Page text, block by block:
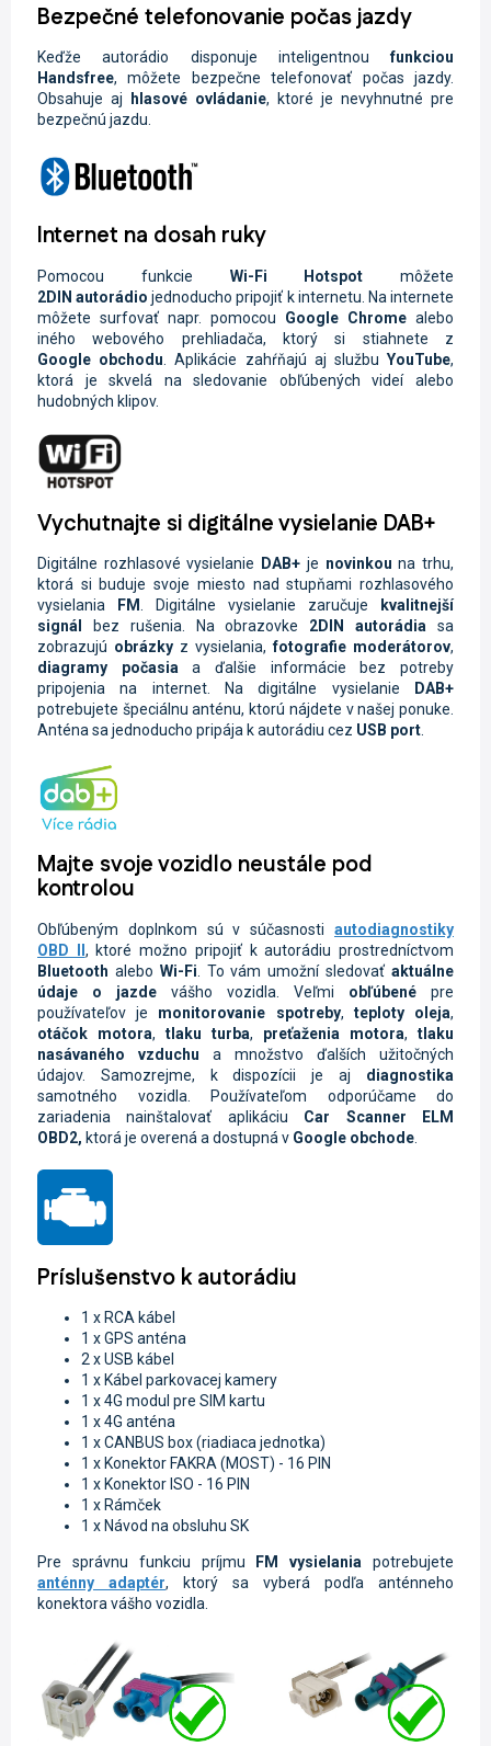
Bezpečné telefonovanie počas jazdy
Keďže autorádio disponuje inteligentnoufunkciou
Handsfree, môžete
bezpečne telefonovať počas jazdy.
Obsahuje aj
hlasové ovládanie, ktoré je nevyhnutné pre
bezpečnú jazdu.
Internet na dosah ruky
Pomocou funkcie Wi-Fi Hotspot môžete
2DIN autorádiojednoducho pripojiť k internetu. Na internete
môžete surfovať napr. pomocou Google Chrome alebo
iného webového prehliadača, ktorý si stiahnete z
Google obchodu . Aplikácie zahŕňajú aj službuYouTube,
ktorá je skvelá na sledovanie obľúbených videí alebo
hudobných klipov.
Vychutnajte si digitálne vysielanie DAB+
Digitálne rozhlasové vysielanie DAB+ je novinkouna trhu,
ktorá si buduje svoje miesto nad stupňami rozhlasového
vysielania
FM. Digitálne vysielanie zaručuje
kvalitnejší
signál
bez rušenia. Na obrazovke 2DIN autorádia
sa
zobrazujú obrázky z vysielania,fotografie moderátorov,
diagramy počasiaa ďalšie informácie bez potreby
pripojenia na internet. Na digitálne vysielanie
DAB+
potrebujete špeciálnu anténu, ktorú nájdete v našej ponuke.
Anténa sa jednoducho pripája k autorádiu cez USB port.
Majte svoje vozidlo neustále pod
kontrolou
Obľúbeným doplnkom sú v súčasnosti autodiagnostiky
OBD II , ktoré možno pripojiť k autorádiu prostredníctvom
Bluetooth alebo Wi-Fi . To vám umožní sledovaťaktuálne
údaje o jazde vášho vozidla. Veľmi obľúbené pre
používateľov je monitorovanie spotreby, teploty oleja,
otáčok motora, tlaku turba, preťaženia motora, tlaku
nasávaného vzduchu a množstvo ďalších užitočných
údajov. Samozrejme, k dispozícii je aj diagnostika
samotného vozidla.
Používateľom odporúčame do
zariadenia nainštalovať aplikáciu Car Scanner ELM
OBD2, ktorá je overená a dostupná v Google obchode
Príslušenstvo k autorádiu
1 x RCA kábel
1 x GPS anténa
2 x USB kábel
1 x Kábel parkovacej kamery
1 x 4G modul pre SIM kartu
1 x 4G anténa
1 x CANBUS box (riadiaca jednotka)
1 x Konektor FAKRA (MOST) - 16 PIN
1 x Konektor ISO - 16 PIN
1 x Rámček
1 x Návod na obsluhu SK
Pre správnu funkciu príjmu FM vysielania potrebujete
anténny adaptér, ktorý sa vyberá podľa anténneho
konektora vášho vozidla.